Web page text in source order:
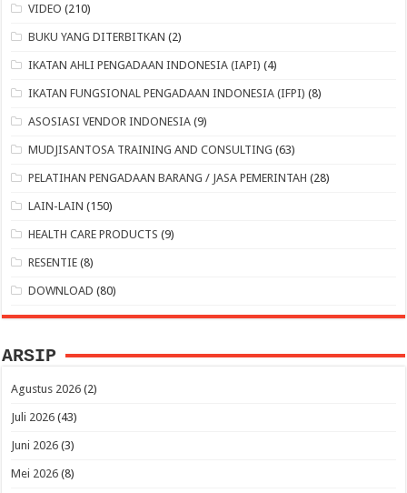
VIDEO (210)
BUKU YANG DITERBITKAN (2)
IKATAN AHLI PENGADAAN INDONESIA (IAPI) (4)
IKATAN FUNGSIONAL PENGADAAN INDONESIA (IFPI) (8)
ASOSIASI VENDOR INDONESIA (9)
MUDJISANTOSA TRAINING AND CONSULTING (63)
PELATIHAN PENGADAAN BARANG / JASA PEMERINTAH (28)
LAIN-LAIN (150)
HEALTH CARE PRODUCTS (9)
RESENTIE (8)
DOWNLOAD (80)
ARSIP
Agustus 2026 (2)
Juli 2026 (43)
Juni 2026 (3)
Mei 2026 (8)